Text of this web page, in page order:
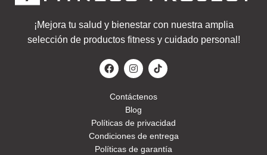
¡Mejora tu salud y bienestar con nuestra amplia
selección de productos fitness y cuidado personal!
Contáctenos
Blog
Políticas de privacidad
Condiciones de entrega
Políticas de garantía